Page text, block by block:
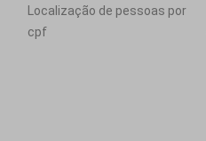
Localização de pessoas por
cpf